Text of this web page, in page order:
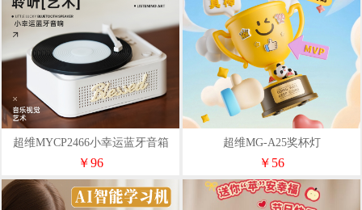
超维MYCP2466小幸运蓝牙音箱
￥96
超维MG-A25奖杯灯
￥56